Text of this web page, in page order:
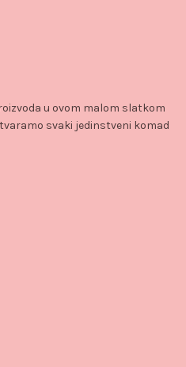
u ovom malom slatkom
svaki jedinstveni komad